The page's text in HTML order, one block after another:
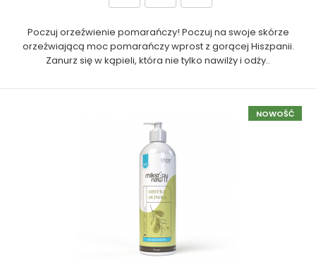
Poczuj orzeźwienie pomarańczy! Poczuj na swoje skórze
orzeźwiającą moc pomarańczy wprost z gorącej Hiszpanii.
Zanurz się w kąpieli, która nie tylko nawilży i odży..
NOWOŚĆ